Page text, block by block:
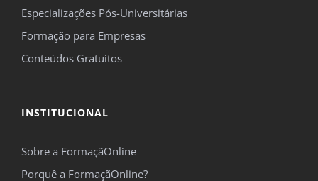
Especializações Pós-Universitárias
Formação para Empresas
Conteúdos Gratuitos
INSTITUCIONAL
Sobre a FormaçãOnline
Porquê a FormaçãOnline?